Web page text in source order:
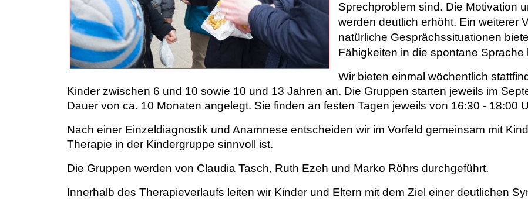
Sprechproblem sind. Die Motivation
werden deutlich erhöht. Ein weiterer
natürliche Gesprächssituationen
Fähigkeiten in die spontane
Wir bieten einmal wöchentlich
Kinder zwischen 6 und 10 sowie 10 und 13 Jahren an. Die Gruppen starten jeweils im
Dauer von ca. 10 Monaten angelegt. Sie finden an festen Tagen jeweils von 16:30 - 18:00
Nach einer Einzeldiagnostik und Anamnese entscheiden wir im Vorfeld gemeinsam mit
Therapie in der Kindergruppe sinnvoll ist.
Die Gruppen werden von Claudia Tasch, Ruth Ezeh und Marko Röhrs durchgeführt.
Innerhalb des Therapieverlaufs leiten wir Kinder und Eltern mit dem Ziel einer deutlichen